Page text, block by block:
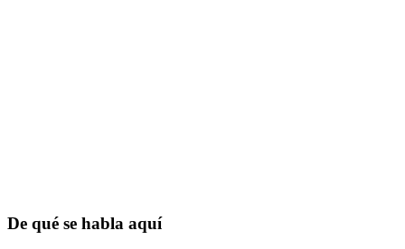
De qué se habla aquí